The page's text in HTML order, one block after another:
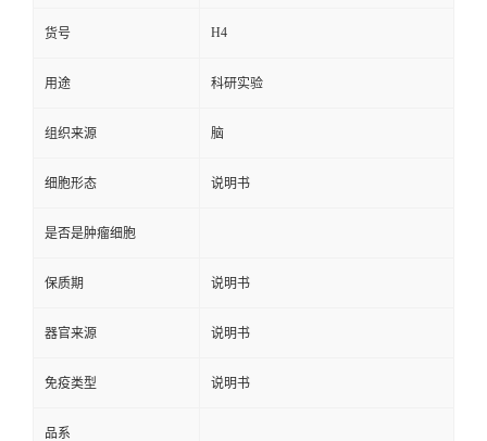
货号 H4
用途 科研实验
组织来源 脑
细胞形态 说明书
是否是肿瘤细胞
保质期 说明书
器官来源 说明书
免疫类型 说明书
品系